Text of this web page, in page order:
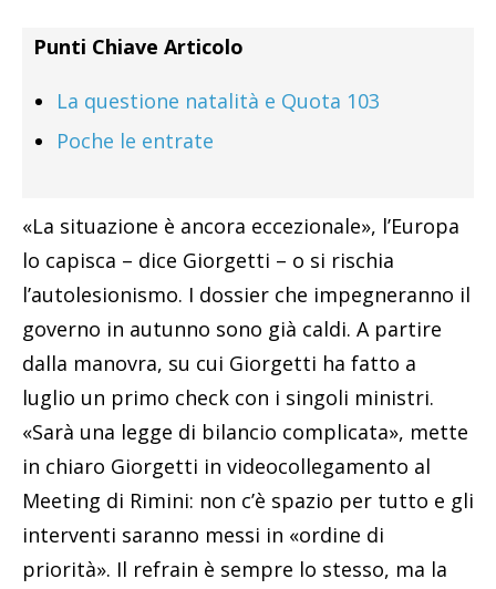
Punti Chiave Articolo
La questione natalità e Quota 103
Poche le entrate
«La situazione è ancora eccezionale», l’Europa
lo capisca – dice Giorgetti – o si rischia
l’autolesionismo. I dossier che impegneranno il
governo in autunno sono già caldi. A partire
dalla manovra, su cui Giorgetti ha fatto a
luglio un primo check con i singoli ministri.
«Sarà una legge di bilancio complicata», mette
in chiaro Giorgetti in videocollegamento al
Meeting di Rimini: non c’è spazio per tutto e gli
interventi saranno messi in «ordine di
priorità». Il refrain è sempre lo stesso, ma la